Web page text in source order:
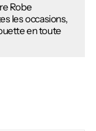
Robe
les occasions,
en toute